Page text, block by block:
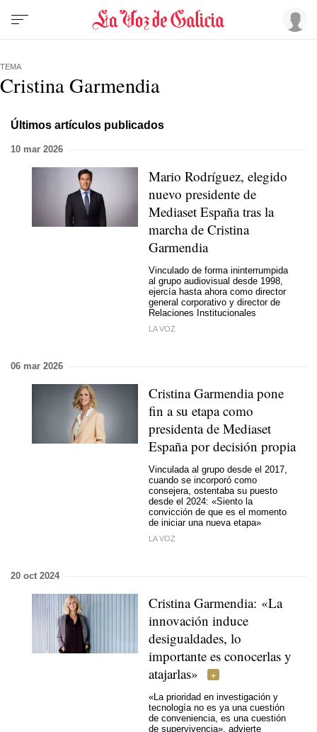
TEMA
Cristina Garmendia
Últimos artículos publicados
10 mar 2026
Mario Rodríguez, elegido
nuevo presidente de
Mediaset España tras la
marcha de Cristina
Garmendia
Vinculado de forma ininterrumpida
al grupo audiovisual desde 1998,
ejercía hasta ahora como director
general corporativo y director de
Relaciones Institucionales
LA VOZ
06 mar 2026
Cristina Garmendia pone
fin a su etapa como
presidenta de Mediaset
España por decisión propia
Vinculada al grupo desde el 2017,
cuando se incorporó como
consejera, ostentaba su puesto
desde el 2024: «Siento la
convicción de que es el momento
de iniciar una nueva etapa»
LA VOZ
20 oct 2024
Cristina Garmendia: «La
innovación induce
desigualdades, lo
importante es conocerlas y
atajarlas»
«La prioridad en investigación y
tecnología no es ya una cuestión
de conveniencia, es una cuestión
de supervivencia», advierte